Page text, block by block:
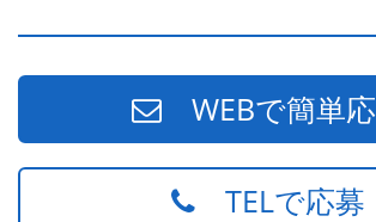
WEBで簡単
TELで応募